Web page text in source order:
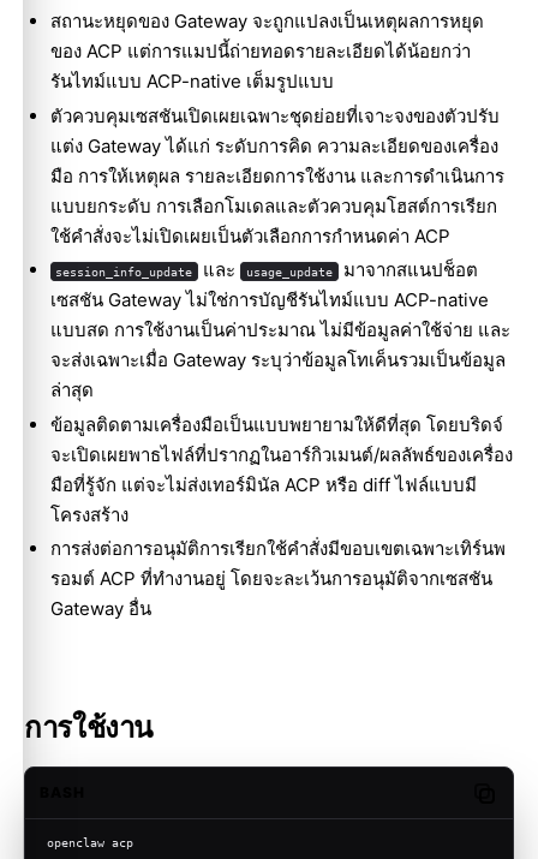
สถานะหยุดของ Gateway จะถูกแปลงเป็นเหตุผลการหยุด
ของ ACP แต่การแมปนี้ถ่ายทอดรายละเอียดได้น้อยกว่า
รันไทม์แบบ ACP-native เต็มรูปแบบ
ตัวควบคุมเซสชันเปิดเผยเฉพาะชุดย่อยที่เจาะจงของตัวปรับ
แต่ง Gateway ได้แก่ ระดับการคิด ความละเอียดของเครื่อง
มือ การให้เหตุผล รายละเอียดการใช้งาน และการดำเนินการ
แบบยกระดับ การเลือกโมเดลและตัวควบคุมโฮสต์การเรียก
ใช้คำสั่งจะไม่เปิดเผยเป็นตัวเลือกการกำหนดค่า ACP
session_info_update และ usage_update มาจากสแนปช็อต
เซสชัน Gateway ไม่ใช่การบัญชีรันไทม์แบบ ACP-native
แบบสด การใช้งานเป็นค่าประมาณ ไม่มีข้อมูลค่าใช้จ่าย และ
จะส่งเฉพาะเมื่อ Gateway ระบุว่าข้อมูลโทเค็นรวมเป็นข้อมูล
ล่าสุด
ข้อมูลติดตามเครื่องมือเป็นแบบพยายามให้ดีที่สุด โดยบริดจ์
จะเปิดเผยพาธไฟล์ที่ปรากฏในอาร์กิวเมนต์/ผลลัพธ์ของเครื่อง
มือที่รู้จัก แต่จะไม่ส่งเทอร์มินัล ACP หรือ diff ไฟล์แบบมี
โครงสร้าง
การส่งต่อการอนุมัติการเรียกใช้คำสั่งมีขอบเขตเฉพาะเทิร์นพ
รอมต์ ACP ที่ทำงานอยู่ โดยจะละเว้นการอนุมัติจากเซสชัน
Gateway อื่น
การใช้งาน
openclaw acp